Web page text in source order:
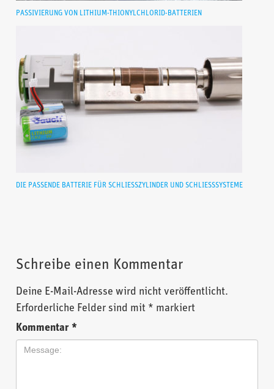
PASSIVIERUNG VON LITHIUM-THIONYLCHLORID-BATTERIEN
DIE PASSENDE BATTERIE FÜR SCHLIESSZYLINDER UND SCHLIESSSYSTEME
Schreibe einen Kommentar
Deine E-Mail-Adresse wird nicht veröffentlicht.
Erforderliche Felder sind mit * markiert
Kommentar*